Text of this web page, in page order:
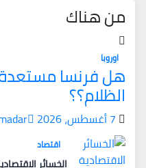
من هناك
اوروبا
هل فرنسا
الظلام؟؟
7 أغسطس، 2026
اقتصاد
الخسائر